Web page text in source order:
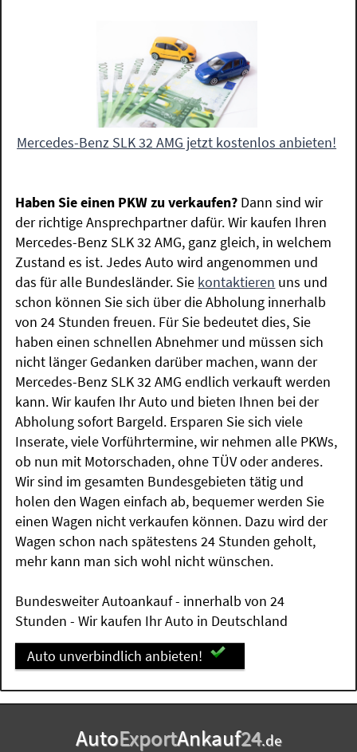
Mercedes-Benz SLK 32 AMG jetzt kostenlos anbieten!
Haben Sie einen PKW zu verkaufen? Dann sind wir
der richtige Ansprechpartner dafür. Wir kaufen Ihren
Mercedes-Benz SLK 32 AMG, ganz gleich, in welchem
Zustand es ist. Jedes Auto wird angenommen und
das für alle Bundesländer. Sie kontaktieren uns und
schon können Sie sich über die Abholung innerhalb
von 24 Stunden freuen. Für Sie bedeutet dies, Sie
haben einen schnellen Abnehmer und müssen sich
nicht länger Gedanken darüber machen, wann der
Mercedes-Benz SLK 32 AMG endlich verkauft werden
kann. Wir kaufen Ihr Auto und bieten Ihnen bei der
Abholung sofort Bargeld. Ersparen Sie sich viele
Inserate, viele Vorführtermine, wir nehmen alle PKWs,
ob nun mit Motorschaden, ohne TÜV oder anderes.
Wir sind im gesamten Bundesgebieten tätig und
holen den Wagen einfach ab, bequemer werden Sie
einen Wagen nicht verkaufen können. Dazu wird der
Wagen schon nach spätestens 24 Stunden geholt,
mehr kann man sich wohl nicht wünschen.
Bundesweiter Autoankauf - innerhalb von 24
Stunden - Wir kaufen Ihr Auto in Deutschland
Auto unverbindlich anbieten!
AutoExportAnkauf24.de